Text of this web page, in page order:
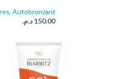
, Autobronzant
150.00 د.م.